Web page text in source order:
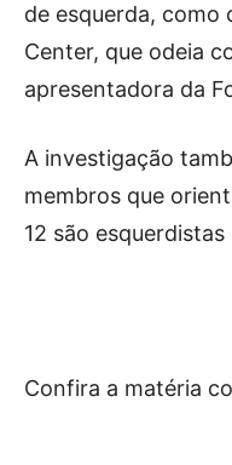
de esquerda, como
Center, que odeia
apresentadora da
A investigação
membros que
12 são
Confira a matéria